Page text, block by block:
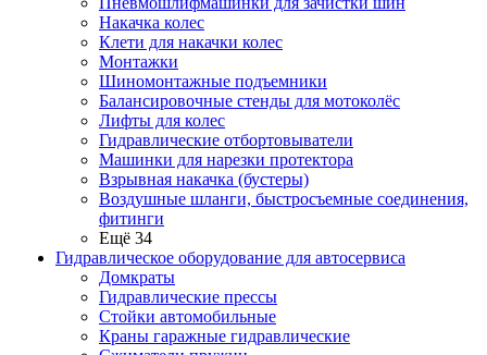
Накачка колес
Клети для накачки колес
Монтажки
Шиномонтажные подъемники
Балансировочные стенды для мотоколёс
Лифты для колес
Гидравлические отбортовыватели
Машинки для нарезки протектора
Взрывная накачка (бустеры)
Воздушные шланги, быстросъемные соединения,
фитинги
Ещё 34
Гидравлическое оборудование для автосервиса
Домкраты
Гидравлические прессы
Стойки автомобильные
Краны гаражные гидравлические